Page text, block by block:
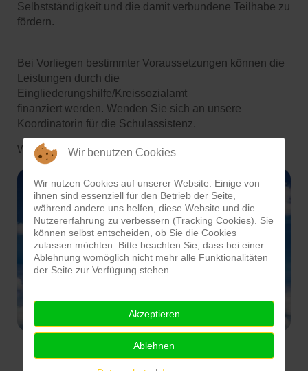
Selbstständigkeit und die damit verbundene Teilhabe zu
fördern.
Bei Vorliegen bestimmter Voraussetzungen können die
Leistungen durch die
Eingliederungshilfe/Kreissozialamt
finanziert werden. Wenden Sie sich an unsere
Koordinatorin für die Schulassistenz.
Wir beraten Sie gerne.
Wir benutzen Cookies
Wir nutzen Cookies auf unserer Website. Einige von
ihnen sind essenziell für den Betrieb der Seite,
während andere uns helfen, diese Website und die
Nutzererfahrung zu verbessern (Tracking Cookies). Sie
können selbst entscheiden, ob Sie die Cookies
zulassen möchten. Bitte beachten Sie, dass bei einer
Ablehnung womöglich nicht mehr alle Funktionalitäten
der Seite zur Verfügung stehen.
Akzeptieren
Ablehnen